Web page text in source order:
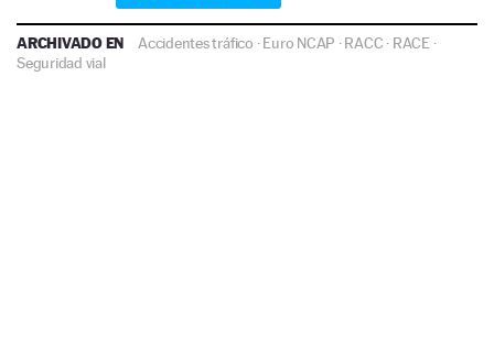
ARCHIVADO EN Accidentes tráfico ·Euro NCAP ·RACC · RACE ·
Seguridad vial